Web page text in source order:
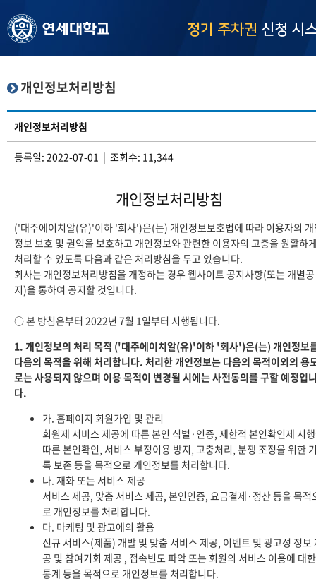
정기 주차권 신청 시
개인정보처리방침
개인정보처리방침
등록일: 2022-07-01 | 조회수: 11,344
개인정보처리방침
('대주에이치알(유)'이하 '회사')은(는) 개인정보보호법에 따라 이용자의
정보 보호 및 권익을 보호하고 개인정보와 관련한 이용자의 고충을 원활하
처리할 수 있도록 다음과 같은 처리방침을 두고 있습니다.
회사는 개인정보처리방침을 개정하는 경우 웹사이트 공지사항(또는 개별공
지)을 통하여 공지할 것입니다.
○ 본 방침은부터 2022년 7월 1일부터 시행됩니다.
1. 개인정보의 처리 목적 ('대주에이치알(유)'이하 '회사')은(는) 개인정보
다음의 목적을 위해 처리합니다. 처리한 개인정보는 다음의 목적이외의 용
로는 사용되지 않으며 이용 목적이 변경될 시에는 사전동의를 구할 예정입
다.
가. 홈페이지 회원가입 및 관리
회원제 서비스 제공에 따른 본인 식별·인증, 제한적 본인확인제 시
따른 본인확인, 서비스 부정이용 방지, 고충처리, 분쟁 조정을 위한
록 보존 등을 목적으로 개인정보를 처리합니다.
나. 재화 또는 서비스 제공
서비스 제공, 맞춤 서비스 제공, 본인인증, 요금결제·정산 등을 목적
로 개인정보를 처리합니다.
다. 마케팅 및 광고에의 활용
신규 서비스(제품) 개발 및 맞춤 서비스 제공, 이벤트 및 광고성 정보
공 및 참여기회 제공 , 접속빈도 파악 또는 회원의 서비스 이용에 대한
통계 등을 목적으로 개인정보를 처리합니다.